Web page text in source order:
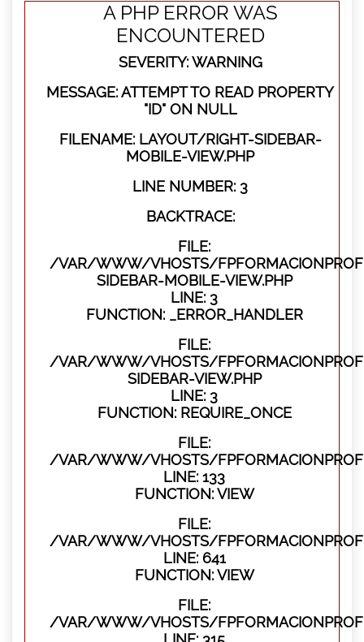
A PHP ERROR WAS
ENCOUNTERED
SEVERITY: WARNING
MESSAGE: ATTEMPT TO READ PROPERTY
"ID" ON NULL
FILENAME: LAYOUT/RIGHT-SIDEBAR-
MOBILE-VIEW.PHP
LINE NUMBER: 3
BACKTRACE:
FILE:
/VAR/WWW/VHOSTS/
SIDEBAR-MOBILE-VIEW.PHP
LINE: 3
FUNCTION: _ERROR_HANDLER
FILE:
/VAR/WWW/VHOSTS/
SIDEBAR-VIEW.PHP
LINE: 3
FUNCTION: REQUIRE_ONCE
FILE:
/VAR/WWW/VHOSTS/
LINE: 133
FUNCTION: VIEW
FILE:
/VAR/WWW/VHOSTS/
LINE: 641
FUNCTION: VIEW
FILE:
/VAR/WWW/VHOSTS/